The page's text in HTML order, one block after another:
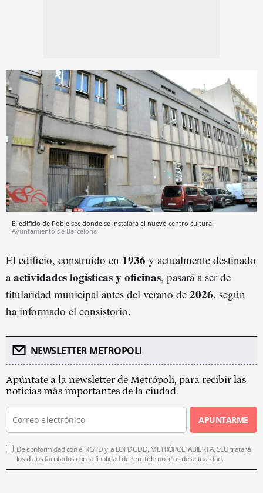
El edificio de Poble sec donde se instalará el nuevo centro cultural
Ayuntamiento de Barcelona
El edificio, construido en 1936 y actualmente destinado
aactividades logísticas y oficinas, pasará a ser de
titularidad municipal antes del verano de 2026, según
ha informado el consistorio.
NEWSLETTER METROPOLI
Apúntate a la newsletter de Metrópoli, para recibir las
noticias más importantes de la ciudad.
APUNTARME
De conformidad con el RGPD y la LOPDGDD, METRÓPOLI ABIERTA, SLU tratará
los datos facilitados con la finalidad de remitirle noticias de actualidad.